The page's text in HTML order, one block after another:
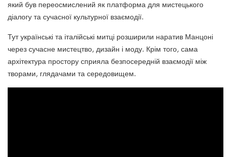
який був переосмислений як платформа для мистецького
діалогу та сучасної культурної взаємодії.
Тут українські та італійські митці розширили наратив Манцоні
через сучасне мистецтво, дизайн і моду. Крім того, сама
архітектура простору сприяла безпосередній взаємодії між
творами, глядачами та середовищем.